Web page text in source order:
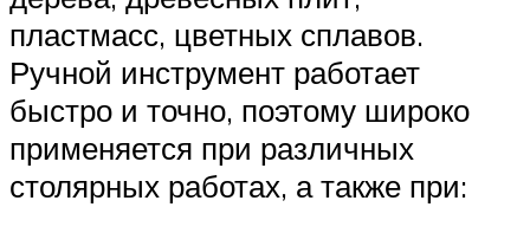
пластмасс, цветных сплавов.
Ручной инструмент работает
быстро и точно, поэтому широко
применяется при различных
столярных работах, а также при: